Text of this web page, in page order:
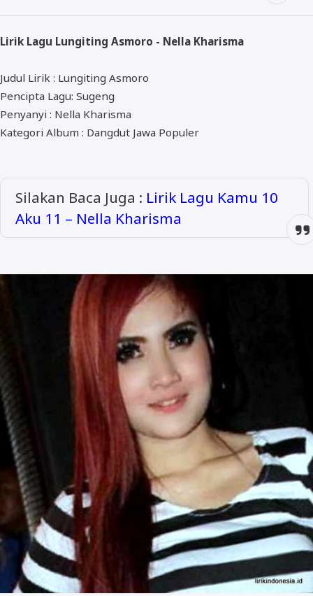
ALMANAR
RELIGI RAMADHAN
NISA SABYAN
Lirik Lagu Lungiting Asmoro - Nella Kharisma
Judul Lirik : Lungiting Asmoro
Pencipta Lagu: Sugeng
Penyanyi : Nella Kharisma
Kategori Album : Dangdut Jawa Populer
Silakan Baca Juga : Lirik Lagu Kamu 10
Aku 11 – Nella Kharisma